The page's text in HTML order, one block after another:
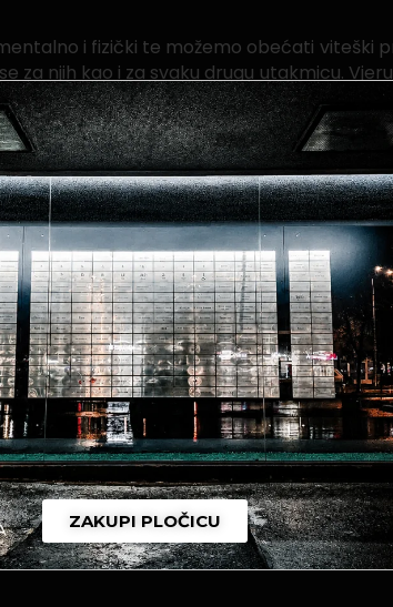
i fizički te možemo obećati viteški
za njih kao i za svaku drugu utakmicu.
pomoći u nastavku sezone.
radi, trenira i živi. Vjerujem da
od 18 sati uz direktan prijenos
podacima, na tribinama će biti
i sutra. Ulaznice za južnu tribinu
boljeg iz susreta između mostarskog
ZAKUPI PLOČICU